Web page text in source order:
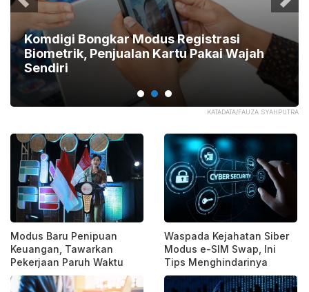
KATADATA/FAUZA SYAHPUTRA
Komdigi Bongkar Modus Registrasi
Biometrik, Penjualan Kartu Pakai Wajah
Sendiri
Modus Baru Penipuan
Keuangan, Tawarkan
Pekerjaan Paruh Waktu
Waspada Kejahatan Siber
Modus e-SIM Swap, Ini
Tips Menghindarinya